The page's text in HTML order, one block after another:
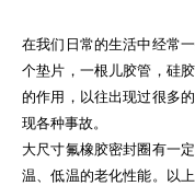
在我们日常的生活中经常
个垫片，一根儿胶管，硅
的作用，以往出现过很多
现各种事故。
大尺寸氟橡胶密封圈有一
温、低温的老化性能。以